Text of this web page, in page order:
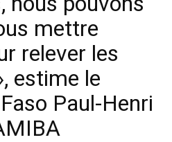
mettre
relever les
estime le
Paul-Henri